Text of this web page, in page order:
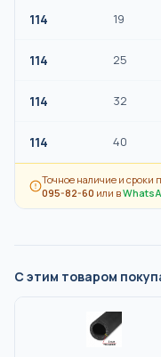
114 19
114 25
114 32
114 40
Точное наличие и сроки
095-82-60 или в
С этим товаром